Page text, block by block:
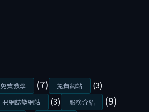
免費教學 (7) 免費網站 (3)
把網誌變網站 (3) 服務介紹 (9)